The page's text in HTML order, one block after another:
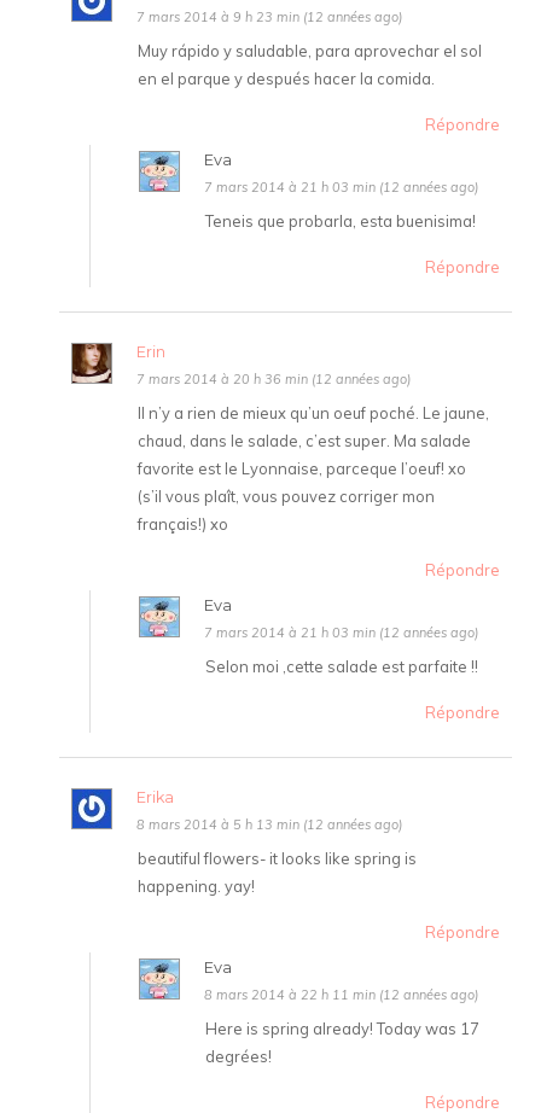
7 mars 2014 à 9 h 23 min (12 années ago)
Muy rápido y saludable, para aprovechar el sol
en el parque y después hacer la comida.
Répondre
Eva
7 mars 2014 à 21 h 03 min (12 années ago)
Teneis que probarla, esta buenisima!
Répondre
Erin
7 mars 2014 à 20 h 36 min (12 années ago)
Il n’y a rien de mieux qu’un oeuf poché. Le jaune,
chaud, dans le salade, c’est super. Ma salade
favorite est le Lyonnaise, parceque l’oeuf! xo
(s’il vous plaît, vous pouvez corriger mon
français!) xo
Répondre
Eva
7 mars 2014 à 21 h 03 min (12 années ago)
Selon moi ,cette salade est parfaite !!
Répondre
Erika
8 mars 2014 à 5 h 13 min (12 années ago)
beautiful flowers- it looks like spring is
happening. yay!
Répondre
Eva
8 mars 2014 à 22 h 11 min (12 années ago)
Here is spring already! Today was 17
degrées!
Répondre